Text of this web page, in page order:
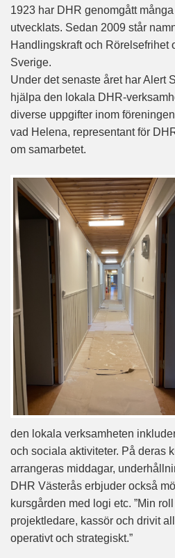
1923 har DHR genomgått
utvecklats. Sedan 2009 står
Handlingskraft och Rörelsefrihet
Sverige.
Under det senaste året har Alert
hjälpa den lokala DHR-
diverse uppgifter inom
vad Helena, representant för
om samarbetet.
den lokala verksamheten
och sociala aktiviteter. På deras
arrangeras middagar,
DHR Västerås erbjuder också
kursgården med logi etc. ”Min
projektledare, kassör och drivit
operativt och strategiskt.”